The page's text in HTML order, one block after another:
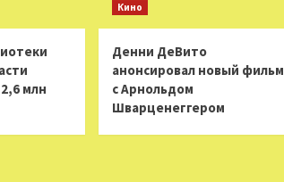
млн
Кино
Денни ДеВито
анонсировал новый фильм
с Арнольдом
Шварценеггером